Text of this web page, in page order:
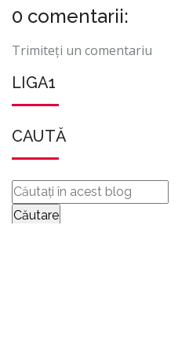
0 comentarii:
Trimiteți un comentariu
LIGA1
CAUTĂ